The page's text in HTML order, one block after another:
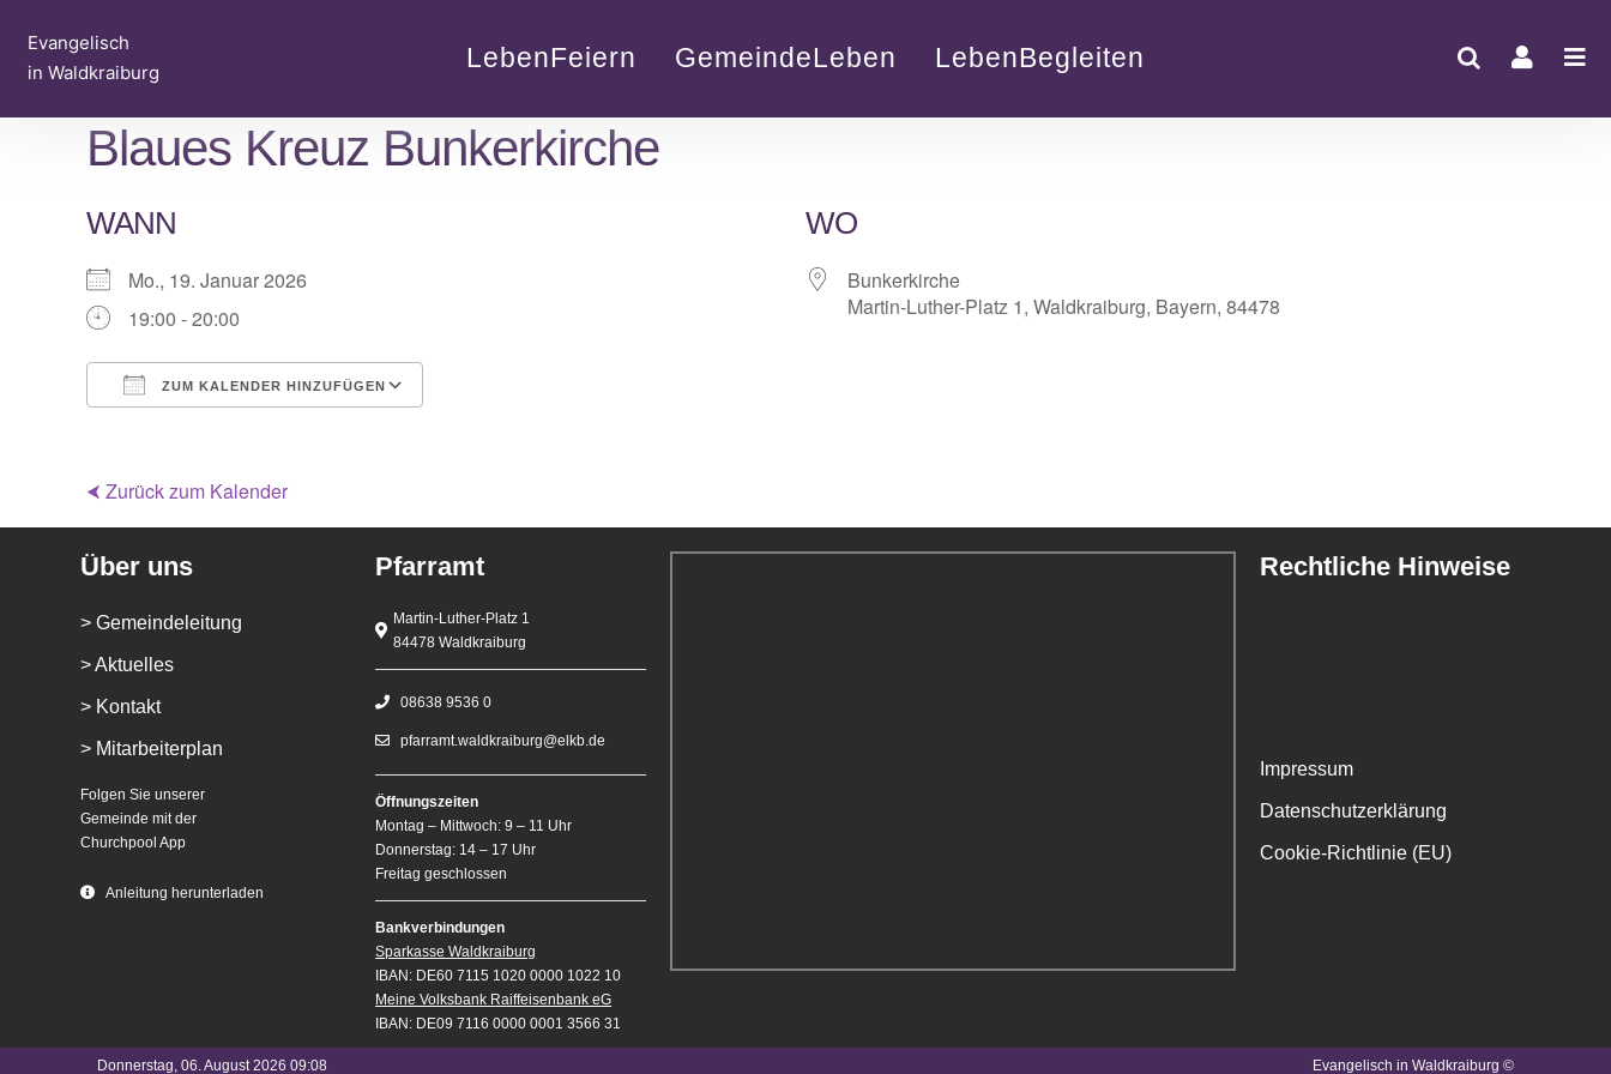
Inhalt
springen
Evangelisch
in Waldkraiburg
LebenFeiern GemeindeLeben LebenBegleiten
Blaues Kreuz Bunkerkirche
WANN
Mo., 19. Januar 2026
19:00 - 20:00
ZUM KALENDER HINZUFÜGEN
WO
Bunkerkirche
Martin-Luther-Platz 1, Waldkraiburg, Bayern, 84478
⮜ Zurück zum Kalender
Über uns
> Gemeindeleitung
> Aktuelles
> Kontakt
> Mitarbeiterplan
Folgen Sie unserer
Gemeinde mit der
Churchpool App
Anleitung herunterladen
Pfarramt
Martin-Luther-Platz 1
84478 Waldkraiburg
08638 9536 0
pfarramt.waldkraiburg@elkb.de
Öffnungszeiten
Montag – Mittwoch: 9 – 11 Uhr
Donnerstag: 14 – 17 Uhr
Freitag geschlossen
Bankverbindungen
Sparkasse Waldkraiburg
IBAN: DE60 7115 1020 0000 1022 10
Meine Volksbank Raiffeisenbank eG
IBAN: DE09 7116 0000 0001 3566 31
Rechtliche Hinweise
Impressum
Datenschutzerklärung
Cookie-Richtlinie (EU)
Donnerstag, 06. August 2026 09:08 Evangelisch in Waldkraiburg ©